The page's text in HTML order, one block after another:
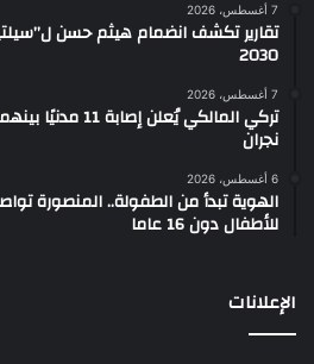
7 أغسطس، 2026
تقارير تكشف انضمام هيثم حسن
2030
7 أغسطس، 2026
تركي المالكي
نجران
6 أغسطس، 2026
الهوية تبدأ من الطفولة.. المنصورة
للأطفال دون 16 عاما
الإعلانات